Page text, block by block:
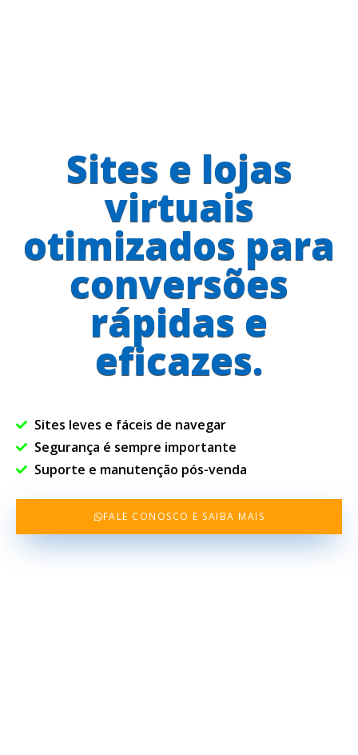
Sites e lojas
virtuais
otimizados para
conversões
rápidas e
eficazes.
Sites leves e fáceis de navegar
Segurança é sempre importante
Suporte e manutenção pós-venda
FALE CONOSCO E SAIBA MAIS